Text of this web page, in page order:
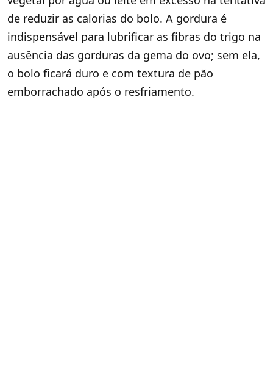
de reduzir as calorias do bolo. A gordura é
indispensável para lubrificar as fibras do trigo na
ausência das gorduras da gema do ovo; sem ela,
o bolo ficará duro e com textura de pão
emborrachado após o resfriamento.